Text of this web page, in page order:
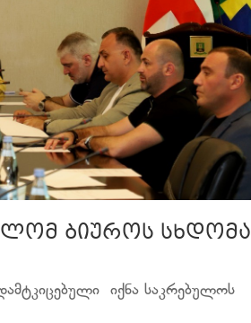
ბიუროს სხდომა
იქნა საკრებულოს